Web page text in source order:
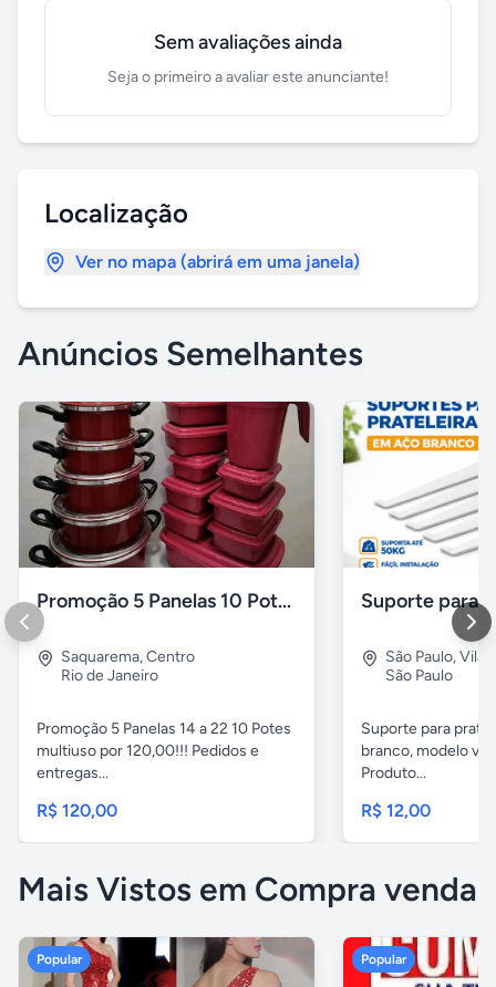
Sem avaliações ainda
Seja o primeiro a avaliar este anunciante!
Localização
Ver no mapa (abrirá em uma janela)
Anúncios Semelhantes
Promoção 5 Panelas 10 Potes Multiuso
Saquarema,Centro
Rio de Janeiro
Promoção 5 Panelas 14 a 22 10 Potes
multiuso por 120,00!!! Pedidos e
entregas...
R$ 120,00
São Paulo,Vila
São Paulo
Suporte para
branco, modelo
Produto...
R$ 12,00
Mais Vistos em Compra venda
Popular Popular